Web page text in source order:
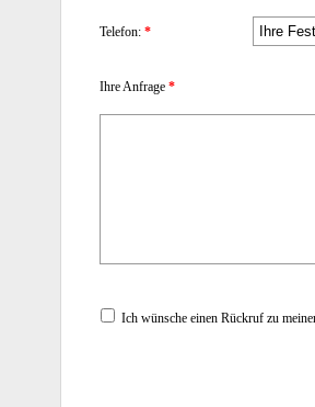
Telefon: *
Ihre Anfrage *
Ich wünsche einen Rückruf zu